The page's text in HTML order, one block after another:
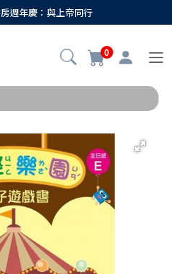
週年慶：與上帝同行
0